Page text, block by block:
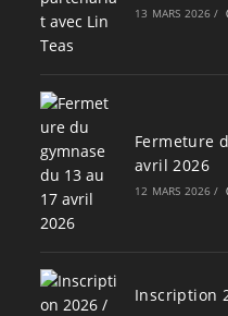
13 MARS 2026 /
Fermeture
avril 2026
12 MARS 2026 /
Inscription